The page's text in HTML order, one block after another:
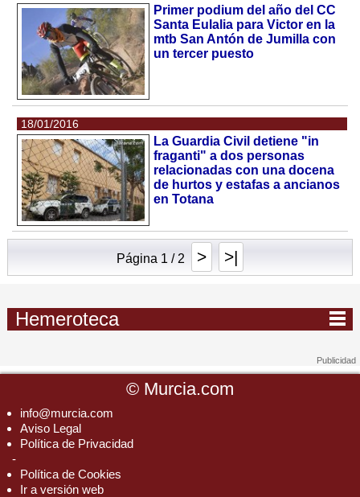
Primer podium del año del CC
Santa Eulalia para Victor en la
mtb San Antón de Jumilla con
un tercer puesto
18/01/2016
La Guardia Civil detiene "in
fraganti" a dos personas
relacionadas con una docena
de hurtos y estafas a ancianos
en Totana
Página 1 / 2 > >|
Hemeroteca
© Murcia.com
info@murcia.com
Aviso Legal
Política de Privacidad
-
Política de Cookies
Ir a versión web